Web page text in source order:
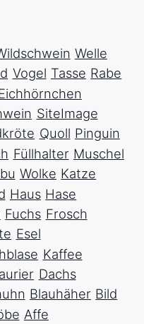
Welle
Vogel Tasse Rabe
SiteImage
Quoll Pinguin
Füllhalter Muschel
Wolke Katze
Haus Hase
Fuchs Frosch
Esel
Kaffee
Dachs
Blauhäher Bild
Affe